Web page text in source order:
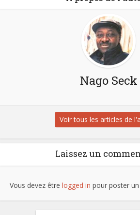
Nago Seck
Voir tous les articles de
Laissez un
Vous devez être logged in pour poster